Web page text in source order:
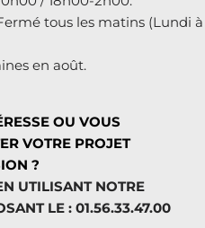
tous les matins (Lundi à
en août.
OU VOUS
VOTRE PROJET
?
UTILISANT NOTRE
LE : 01.56.33.47.00